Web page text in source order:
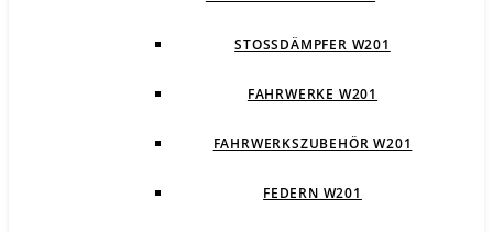
STOSSDÄMPFER W201
FAHRWERKE W201
FAHRWERKSZUBEHÖR W201
FEDERN W201